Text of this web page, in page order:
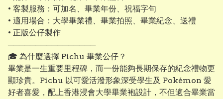
• 客製服務：可加名、畢業年份、祝福字句
• 適用場合：大學畢業禮、畢業拍照、畢業紀念、送禮
• 正版公仔製作
────────────────
🎓 為什麼選擇 Pichu 畢業公仔？
畢業是一生重要里程碑，而一份能夠長期保存的紀念禮物更
顯珍貴。Pichu 以可愛活潑形象深受學生及 Pokémon 愛
好者喜愛，配上香港浸會大學畢業袍設計，不但適合畢業當